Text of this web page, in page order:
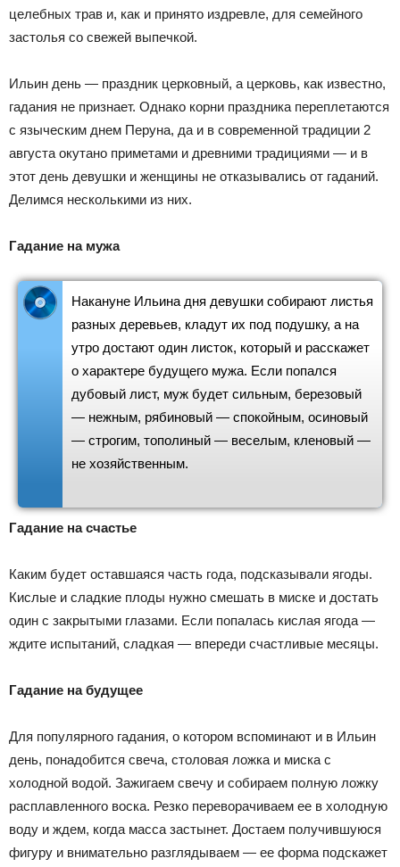
целебных трав и, как и принято издревле, для семейного
застолья со свежей выпечкой.
Ильин день — праздник церковный, а церковь, как известно,
гадания не признает. Однако корни праздника переплетаются
с языческим днем Перуна, да и в современной традиции 2
августа окутано приметами и древними традициями — и в
этот день девушки и женщины не отказывались от гаданий.
Делимся несколькими из них.
Гадание на мужа
Накануне Ильина дня девушки собирают листья
разных деревьев, кладут их под подушку, а на
утро достают один листок, который и расскажет
о характере будущего мужа. Если попался
дубовый лист, муж будет сильным, березовый
— нежным, рябиновый — спокойным, осиновый
— строгим, тополиный — веселым, кленовый —
не хозяйственным.
Гадание на счастье
Каким будет оставшаяся часть года, подсказывали ягоды.
Кислые и сладкие плоды нужно смешать в миске и достать
один с закрытыми глазами. Если попалась кислая ягода —
ждите испытаний, сладкая — впереди счастливые месяцы.
Гадание на будущее
Для популярного гадания, о котором вспоминают и в Ильин
день, понадобится свеча, столовая ложка и миска с
холодной водой. Зажигаем свечу и собираем полную ложку
расплавленного воска. Резко переворачиваем ее в холодную
воду и ждем, когда масса застынет. Достаем получившуюся
фигуру и внимательно разглядываем — ее форма подскажет